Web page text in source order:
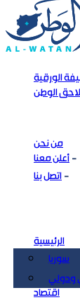
الورقية
الوطن
من نحن
أعلن معنا
اتصل بنا
الرئيسية
سوريا
ودولي
اقتصاد